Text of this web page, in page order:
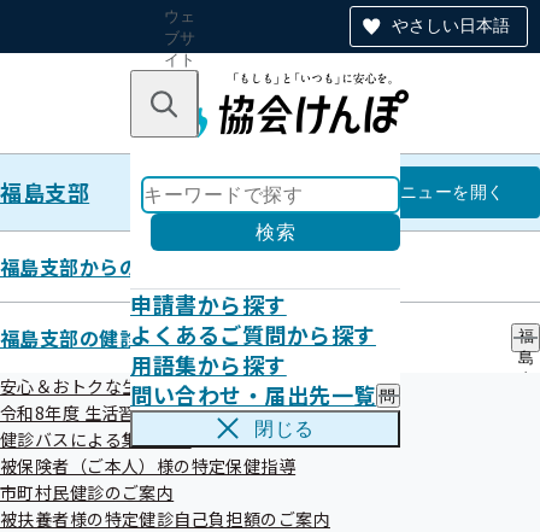
やさしい日本語
ウェ
ブサ
イト
のナ
ン
キーワードで探す
検索
申請書から探す
よくあるご質問から探す
用語集から探す
問い合わせ・届出先一覧 問
い
閉じる
福島支部 福島支部
メニューを開く
福島支部からのお知らせ
福島支部の健診・保健指導のご案内
福
島
安心＆おトクな生活習慣病予防健診はコチラ！
令和8年度 生活習慣病予防健診について
健診バスによる集合健診
被保険者（ご本人）様の特定保健指導
市町村民健診のご案内
被扶養者様の特定健診自己負担額のご案内
「令和5年度ふくしま健康経営優
良事業所」の認定・表彰事業所が
決定しました
令和05年11月28日